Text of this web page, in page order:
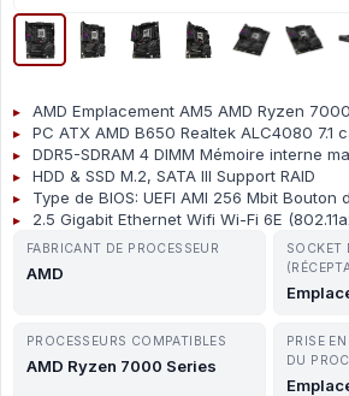
AMD Emplacement AM5 AMD Ryzen
PC ATX AMD B650 Realtek ALC4080 7.1
DDR5-SDRAM 4 DIMM Mémoire interne
HDD & SSD M.2, SATA III Support RAID
Type de BIOS: UEFI AMI 256 Mbit Bouton
2.5 Gigabit Ethernet Wifi Wi-Fi 6E
FABRICANT DE PROCESSEUR
AMD
SOCKET
PROCESSEURS COMPATIBLES
AMD Ryzen 7000 Series
PRISE
DU